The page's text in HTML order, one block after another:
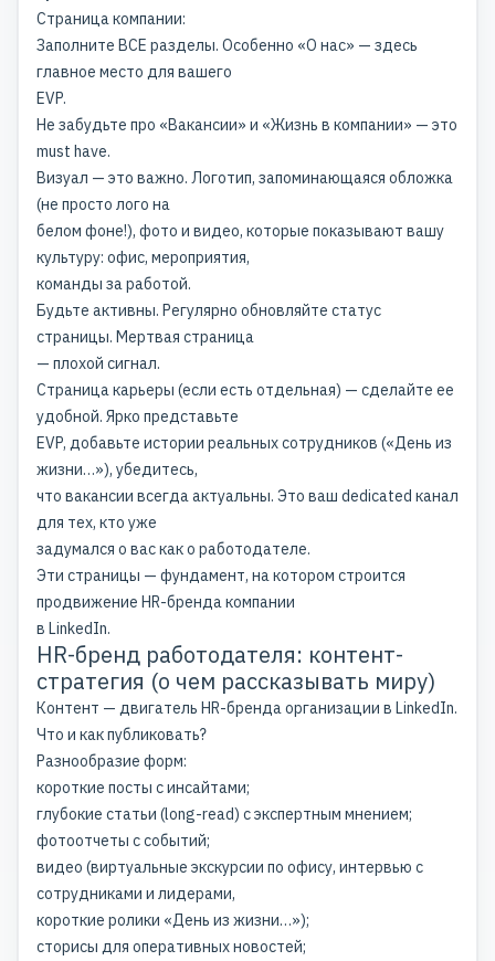
Страница компании:
Заполните ВСЕ разделы. Особенно «О нас» — здесь
главное место для вашего
EVP.
Не забудьте про «Вакансии» и «Жизнь в компании» — это
must have.
Визуал — это важно. Логотип, запоминающаяся обложка
(не просто лого на
белом фоне!), фото и видео, которые показывают вашу
культуру: офис, мероприятия,
команды за работой.
Будьте активны. Регулярно обновляйте статус
страницы. Мертвая страница
— плохой сигнал.
Страница карьеры (если есть отдельная) — сделайте ее
удобной. Ярко представьте
EVP, добавьте истории реальных сотрудников («День из
жизни…»), убедитесь,
что вакансии всегда актуальны. Это ваш dedicated канал
для тех, кто уже
задумался о вас как о работодателе.
Эти страницы — фундамент, на котором строится
продвижение HR-бренда компании
в LinkedIn.
HR-бренд работодателя: контент-
стратегия (о чем рассказывать миру)
Контент — двигатель HR-бренда организации в LinkedIn.
Что и как публиковать?
Разнообразие форм:
короткие посты с инсайтами;
глубокие статьи (long-read) с экспертным мнением;
фотоотчеты с событий;
видео (виртуальные экскурсии по офису, интервью с
сотрудниками и лидерами,
короткие ролики «День из жизни…»);
сторисы для оперативных новостей;